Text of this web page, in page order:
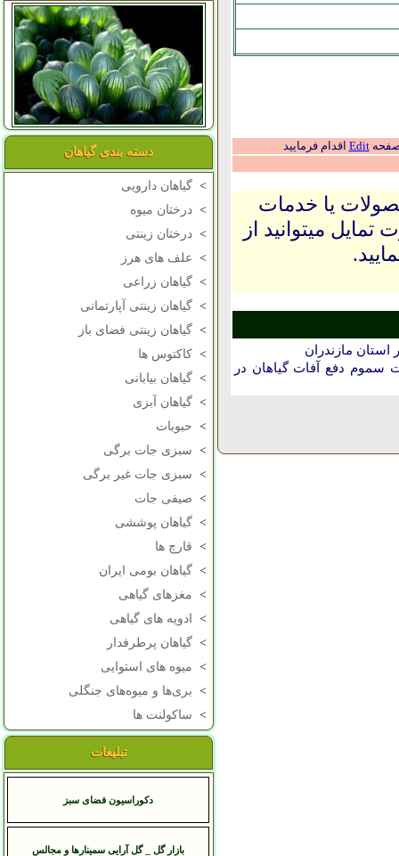
دسته بندی گیاهان
> گیاهان دارویی
> درختان میوه
> درختان زینتی
> علف های هرز
> گیاهان زراعی
> گیاهان زینتی آپارتمانی
> گیاهان زینتی فضای باز
> کاکتوس ها
> گیاهان بیابانی
> گیاهان آبزی
> حبوبات
> سبزی جات برگی
> سبزی جات غیر برگی
> صیفی جات
> گیاهان پوششی
> قارچ ها
> گیاهان بومی ایران
> مغزهای گیاهی
>
ادویه های گیاهی
> گیاهان پرطرفدار
> میوه های استوایی
> بری‌ها و میوه‌های جنگلی
> ساکولنت ها
تبلیغات
دکوراسیون فضای سبز
بازار گل _ گل آرایی سمینارها و مجالس
صفحهEdit اقدام فرمایید
یا خدمات
میتوانید از
استان مازندران
سموم دفع آفات گیاهان در